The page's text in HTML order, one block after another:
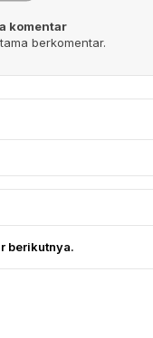
komentar
berkomentar.
berikutnya.